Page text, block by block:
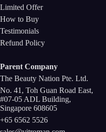
Limited Offer
How to Buy
Testimonials
Refund Policy
Parent Company
The Beauty Nation Pte. Ltd.
No. 41, Toh Guan Road East,
#07-05 ADL Building,
Singapore 608605
+65 6562 5526